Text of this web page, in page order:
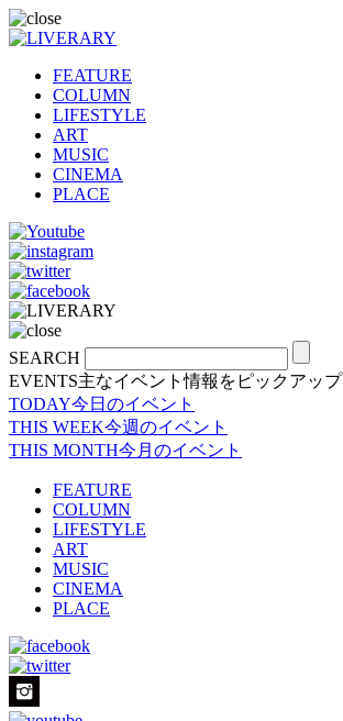
FEATURE
COLUMN
LIFESTYLE
ART
MUSIC
CINEMA
PLACE
SEARCH
EVENTS主なイベント情報をピックアップ
TODAY今日のイベント
THIS WEEK今週のイベント
THIS MONTH今月のイベント
FEATURE
COLUMN
LIFESTYLE
ART
MUSIC
CINEMA
PLACE